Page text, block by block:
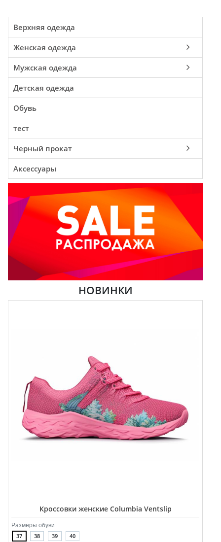
Верхняя одежда
Женская одежда
Мужская одежда
Детская одежда
Обувь
тест
Черный прокат
Аксессуары
НОВИНКИ
Кроссовки женские Columbia Ventslip
Размеры обуви
37 38 39 40